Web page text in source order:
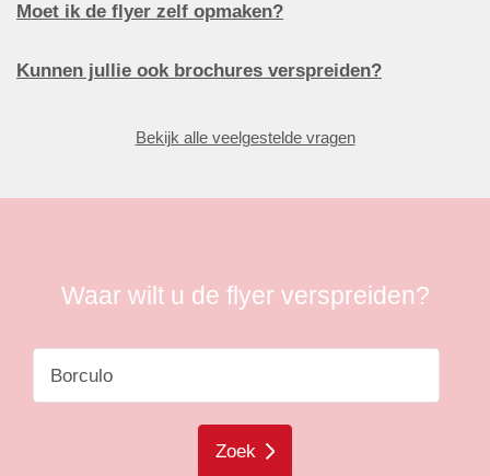
Moet ik de flyer zelf opmaken?
Kunnen jullie ook brochures verspreiden?
Bekijk alle veelgestelde vragen
Waar wilt u de flyer verspreiden?
Zoek